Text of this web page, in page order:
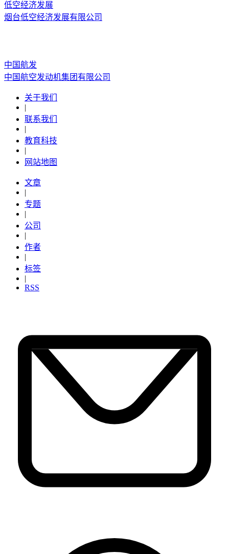
低空经济发展
烟台低空经济发展有限公司
中国航发
中国航空发动机集团有限公司
关于我们
|
联系我们
|
教育科技
|
网站地图
文章
|
专题
|
公司
|
作者
|
标签
|
RSS